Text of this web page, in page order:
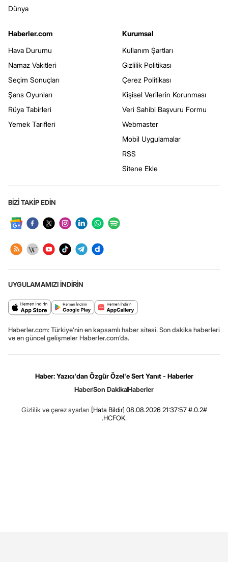
Dünya
Haberler.com
Hava Durumu
Namaz Vakitleri
Seçim Sonuçları
Şans Oyunları
Rüya Tabirleri
Yemek Tarifleri
Kurumsal
Kullanım Şartları
Gizlilik Politikası
Çerez Politikası
Kişisel Verilerin Korunması
Veri Sahibi Başvuru Formu
Webmaster
Mobil Uygulamalar
RSS
Sitene Ekle
BİZİ TAKİP EDİN
UYGULAMAMIZI İNDİRİN
Haberler.com: Türkiye’nin en kapsamlı haber sitesi. Son dakika haberleri
ve en güncel gelişmeler Haberler.com’da.
Haber: Yazıcı'dan Özgür Özel'e Sert Yanıt - Haberler
HaberSon DakikaHaberler
Gizlilik ve çerez ayarları [Hata Bildir] 08.08.2026 21:37:57 #.0.2#
.HCFOK.